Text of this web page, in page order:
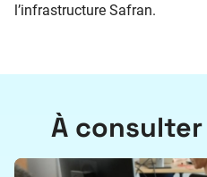
l’infrastructure Safran.
À